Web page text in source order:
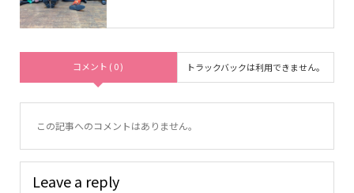
コメント ( 0 ) トラックバックは利用できません。
この記事へのコメントはありません。
Leave a reply